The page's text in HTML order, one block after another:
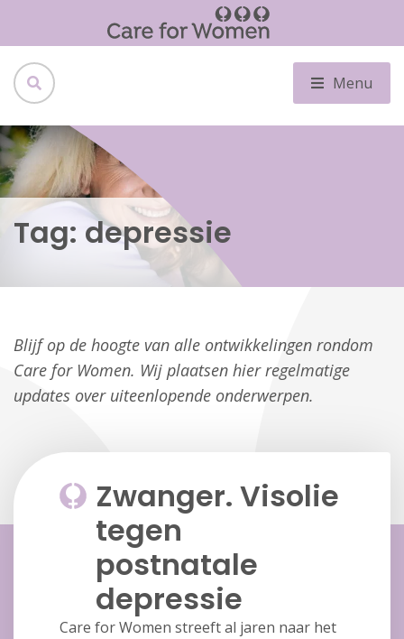
Menu
Tag: depressie
Blijf op de hoogte van alle ontwikkelingen rondom
Care for Women. Wij plaatsen hier regelmatige
updates over uiteenlopende onderwerpen.
Zwanger. Visolie
tegen
postnatale
depressie
Care for Women streeft al jaren naar het